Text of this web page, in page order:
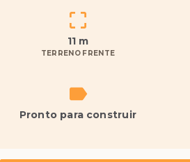
11 m
TERRENO FRENTE
Pronto para construir